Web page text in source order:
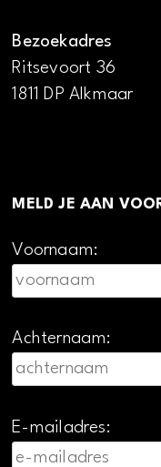
Bezoekadres
Ritsevoort 36
1811 DP Alkmaar
MELD JE AAN
Voornaam:
Achternaam:
E-mailadres: